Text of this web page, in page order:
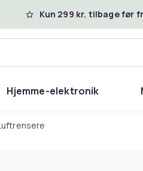
Kun 299 kr. tilbage før
Hjemme-elektronik
Luftrensere